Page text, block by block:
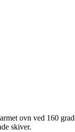
ovn ved 160
skiver.